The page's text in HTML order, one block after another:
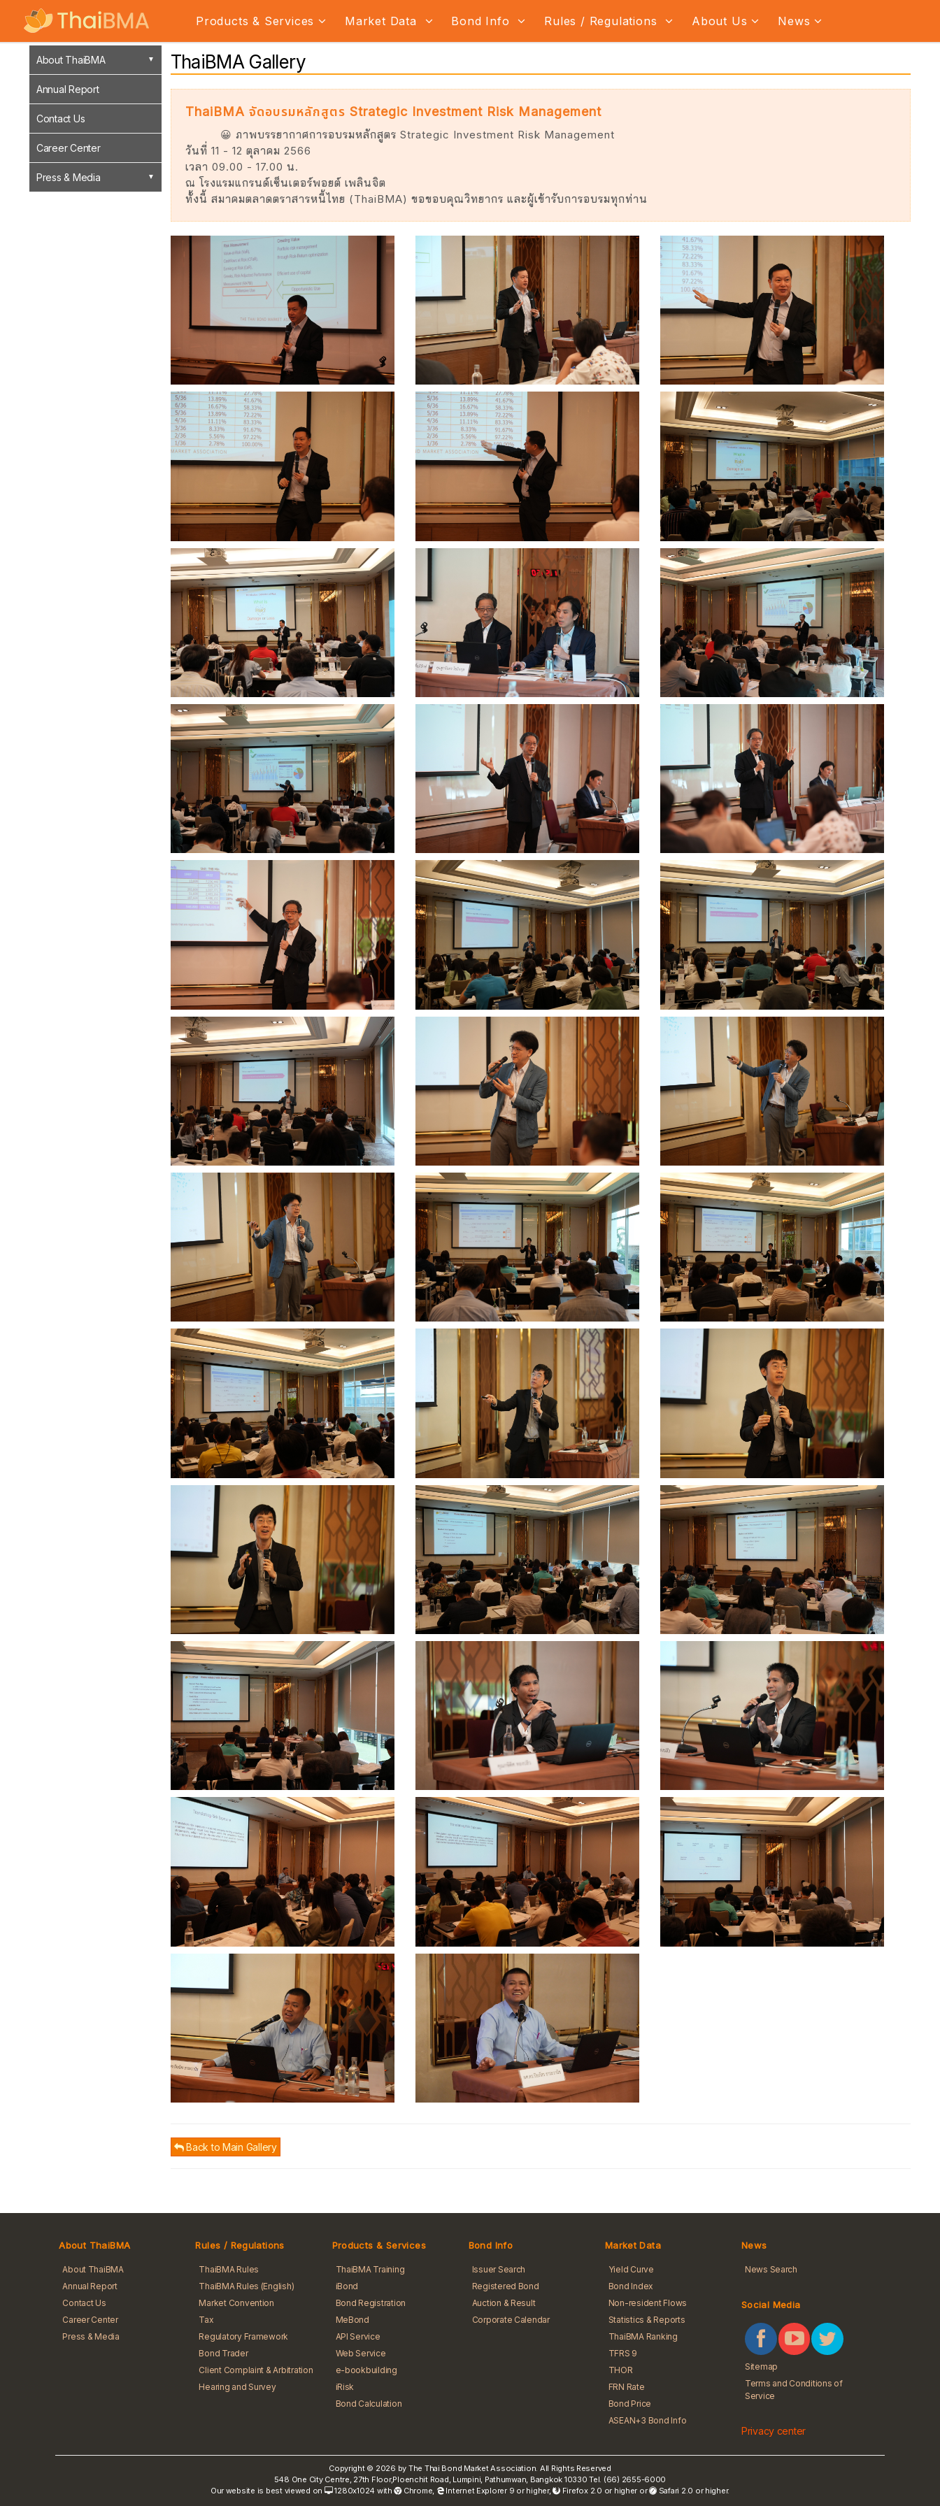
Products & Services Market Data Bond Info Rules / Regulations About Us News
About ThaiBMA
Annual Report
Contact Us
Career Center
Press & Media
ThaiBMA Gallery
ThaiBMA จัดอบรมหลักสูตร Strategic Investment Risk Management
😀 ภาพบรรยากาศการอบรมหลักสูตร Strategic Investment Risk Management
วันที่ 11 - 12 ตุลาคม 2566
เวลา 09.00 - 17.00 น.
ณ โรงแรมแกรนด์เซ็นเตอร์พอยต์ เพลินจิต
ทั้งนี้ สมาคมตลาดตราสารหนี้ไทย (ThaiBMA) ขอขอบคุณวิทยากร และผู้เข้ารับการอบรมทุกท่าน
Back to Main Gallery
About ThaiBMA
About ThaiBMA
Annual Report
Contact Us
Career Center
Press & Media
Rules / Regulations
ThaiBMA Rules
ThaiBMA Rules (English)
Market Convention
Tax
Regulatory Framework
Bond Trader
Client Complaint & Arbitration
Hearing and Survey
Products & Services
ThaiBMA Training
iBond
Bond Registration
MeBond
API Service
Web Service
e-bookbuilding
iRisk
Bond Calculation
Bond Info
Issuer Search
Registered Bond
Auction & Result
Corporate Calendar
Market Data
Yield Curve
Bond Index
Non-resident Flows
Statistics & Reports
ThaiBMA Ranking
TFRS 9
THOR
FRN Rate
Bond Price
ASEAN+3 Bond Info
News
News Search
Social Media
Sitemap
Terms and Conditions of
Service
Privacy center
Copyright © 2026 by The Thai Bond Market Association. All Rights Reserved
548 One City Centre, 27th Floor,Ploenchit Road, Lumpini, Pathumwan, Bangkok 10330 Tel. (66) 2655-6000
Our website is best viewed on
1280x1024 with Chrome Internet Explorer 9 or higher, Firefox 2.0 or higher or Safari 2.0 or higher.